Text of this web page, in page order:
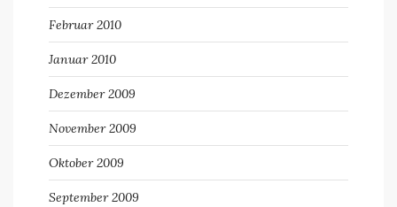
Februar 2010
Januar 2010
Dezember 2009
November 2009
Oktober 2009
September 2009